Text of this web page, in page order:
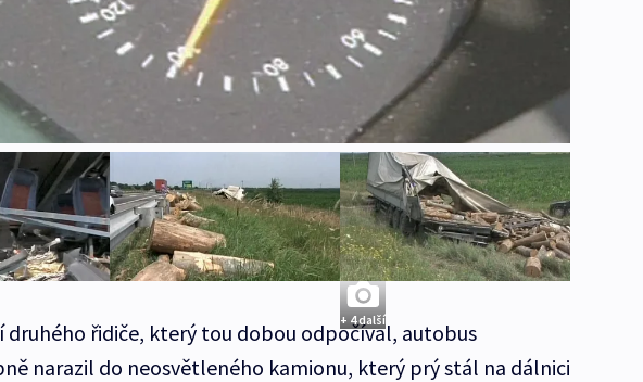
+ 4 další
druhého řidiče, který tou dobou odpočíval, autobus
narazil do neosvětleného kamionu, který prý stál na dálnici